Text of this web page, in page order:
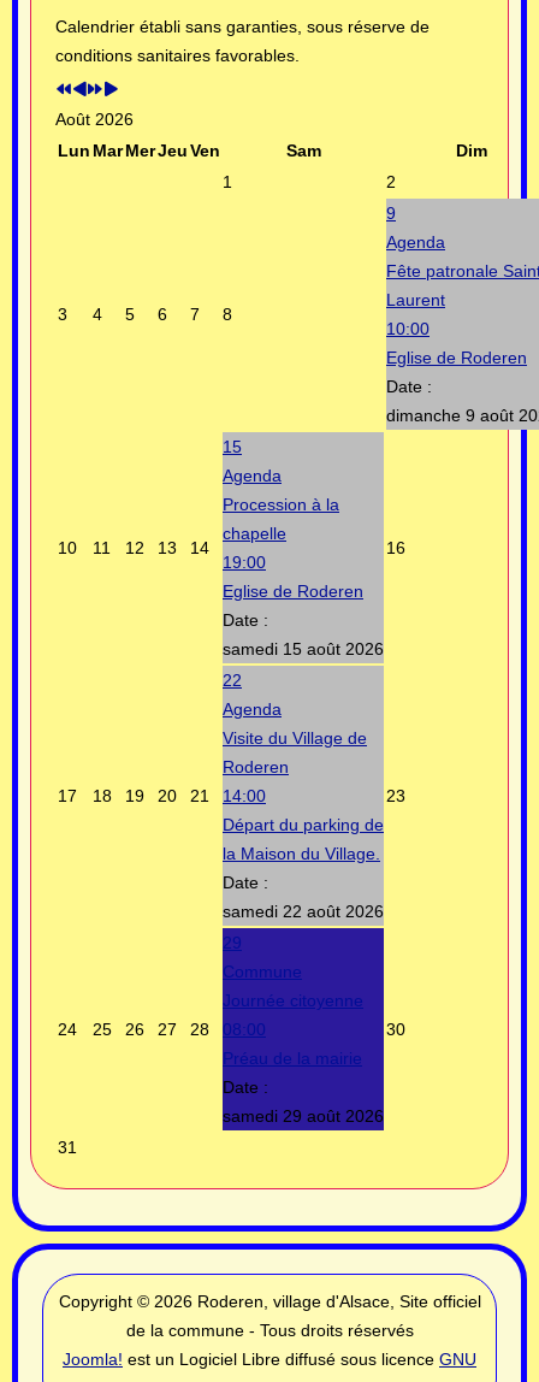
Calendrier établi sans garanties, sous réserve de
conditions sanitaires favorables.
Août 2026
Lun MarMerJeuVen Sam
Dim
1
2
3 4 5 6 7 8
9
Agenda
Fête patronale
Laurent
10:00
Eglise de Roderen
Date :
dimanche 9 août
10 11 12 13 14
15
Agenda
Procession à la
chapelle
19:00
Eglise de Roderen
Date :
samedi 15 août 2026
16
17 18 19 20 21
22
Agenda
Visite du Village de
Roderen
14:00
Départ du parking de
la Maison du Village.
Date :
samedi 22 août 2026
23
24 25 26 27 28
29
Commune
Journée citoyenne
08:00
Préau de la mairie
Date :
samedi 29 août 2026
30
31
Copyright © 2026 Roderen, village d'Alsace, Site officiel
de la commune - Tous droits réservés
Joomla! est un Logiciel Libre diffusé sous licence GNU